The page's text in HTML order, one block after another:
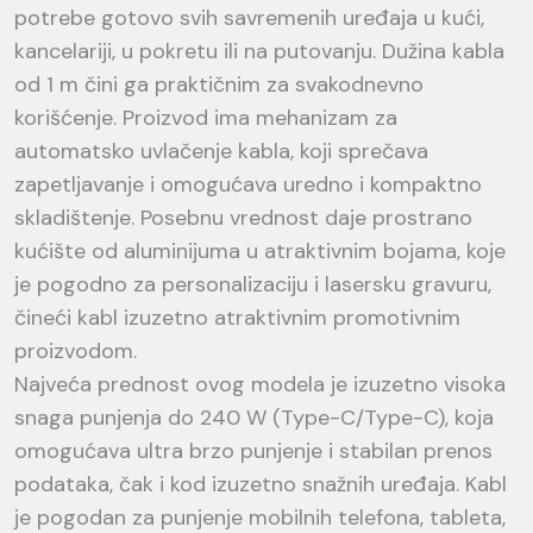
potrebe gotovo svih savremenih uređaja u kući,
kancelariji, u pokretu ili na putovanju. Dužina kabla
od 1 m čini ga praktičnim za svakodnevno
korišćenje. Proizvod ima mehanizam za
automatsko uvlačenje kabla, koji sprečava
zapetljavanje i omogućava uredno i kompaktno
skladištenje. Posebnu vrednost daje prostrano
kućište od aluminijuma u atraktivnim bojama, koje
je pogodno za personalizaciju i lasersku gravuru,
čineći kabl izuzetno atraktivnim promotivnim
proizvodom.
Najveća prednost ovog modela je izuzetno visoka
snaga punjenja do 240 W (Type-C/Type-C), koja
omogućava ultra brzo punjenje i stabilan prenos
podataka, čak i kod izuzetno snažnih uređaja. Kabl
je pogodan za punjenje mobilnih telefona, tableta,